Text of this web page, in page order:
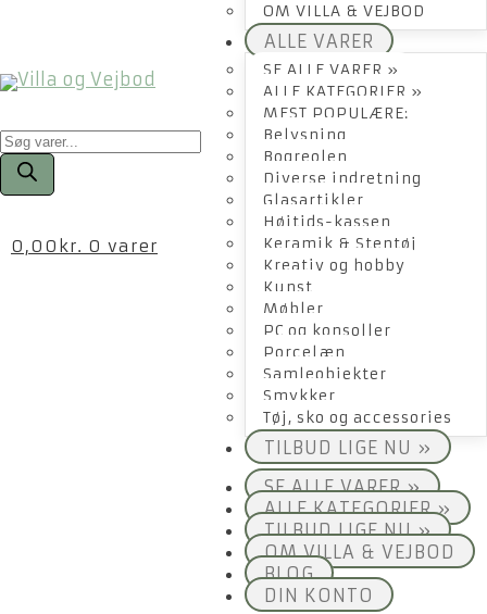
Products
search
0,00 kr. 0 varer
OM VILLA & VEJBOD
ALLE VARER
SE ALLE VARER »
ALLE KATEGORIER »
MEST POPULÆRE:
Belysning
Bogreolen
Diverse indretning
Glasartikler
Højtids-kassen
Keramik & Stentøj
Kreativ og hobby
Kunst
Møbler
PC og konsoller
Porcelæn
Samleobjekter
Smykker
Tøj, sko og accessories
TILBUD LIGE NU »
SE ALLE VARER »
ALLE KATEGORIER »
TILBUD LIGE NU »
OM VILLA & VEJBOD
BLOG
DIN KONTO